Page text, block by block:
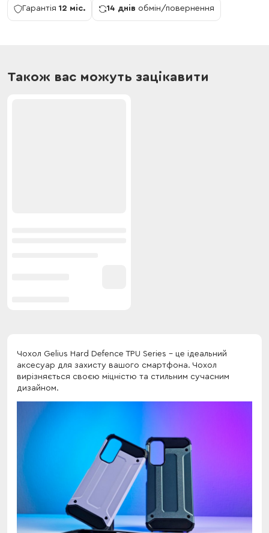
Гарантія 12 міс. 14 днів обмін/повернення
Також вас можуть зацікавити
Чохол Gelius Hard Defence TPU Series - це ідеальний
аксесуар для захисту вашого смартфона. Чохол
вирізняється своєю міцністю та стильним сучасним
дизайном.